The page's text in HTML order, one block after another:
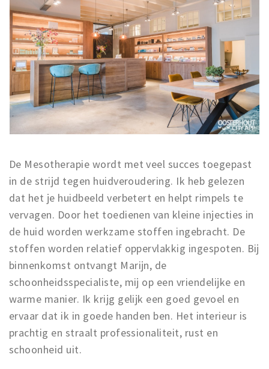
De Mesotherapie wordt met veel succes toegepast
in de strijd tegen huidveroudering. Ik heb gelezen
dat het je huidbeeld verbetert en helpt rimpels te
vervagen. Door het toedienen van kleine injecties in
de huid worden werkzame stoffen ingebracht. De
stoffen worden relatief oppervlakkig ingespoten. Bij
binnenkomst ontvangt Marijn, de
schoonheidsspecialiste, mij op een vriendelijke en
warme manier. Ik krijg gelijk een goed gevoel en
ervaar dat ik in goede handen ben. Het interieur is
prachtig en straalt professionaliteit, rust en
schoonheid uit.